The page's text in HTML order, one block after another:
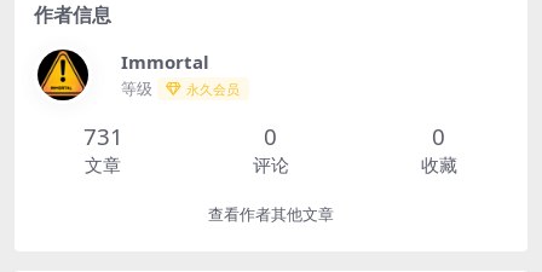
作者信息
Immortal
等级 永久会员
731
文章
0
评论
0
收藏
查看作者其他文章